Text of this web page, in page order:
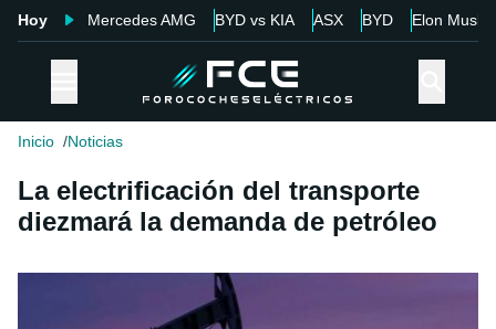
Hoy Mercedes AMG BYD vs KIA ASX BYD Elon Musk
Inicio Noticias
La electrificación del transporte
diezmará la demanda de petróleo